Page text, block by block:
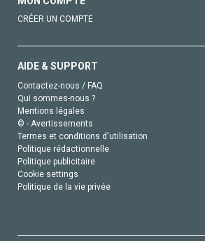
CRÉER UN COMPTE
AIDE & SUPPORT
Contactez-nous / FAQ
Qui sommes-nous ?
Mentions légales
© - Avertissements
Termes et conditions d'utilisation
Politique rédactionnelle
Politique publicitaire
Cookie settings
Politique de la vie privée